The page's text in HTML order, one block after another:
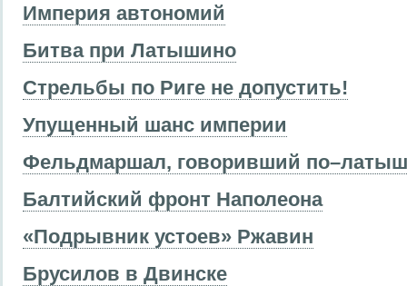
Империя автономий
Битва при Латышино
Стрельбы по Риге не допустить!
Упущенный шанс империи
Фельдмаршал, говоривший
Балтийский фронт Наполеона
«Подрывник устоев» Ржавин
Брусилов в Двинске